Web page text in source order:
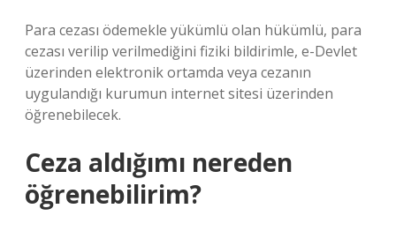
Para cezası ödemekle yükümlü olan hükümlü, para
cezası verilip verilmediğini fiziki bildirimle, e-Devlet
üzerinden elektronik ortamda veya cezanın
uygulandığı kurumun internet sitesi üzerinden
öğrenebilecek.
Ceza aldığımı nereden
öğrenebilirim?